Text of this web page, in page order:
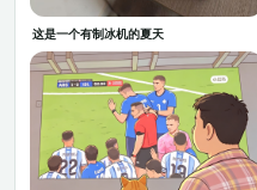
这是一个有制冰机的夏天